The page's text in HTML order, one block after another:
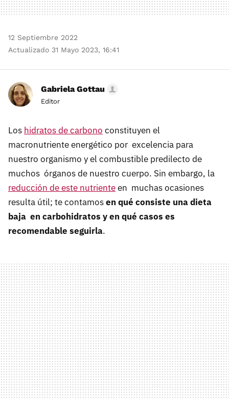
12 Septiembre 2022
Actualizado 31 Mayo 2023, 16:41
Gabriela Gottau
Editor
Los hidratos de carbono constituyen el
macronutriente energético por excelencia para
nuestro organismo y el combustible predilecto de
muchos órganos de nuestro cuerpo. Sin embargo, la
reducción de este nutrienteen muchas ocasiones
resulta útil; te contamosen qué consiste una dieta
baja en carbohidratos y en qué casos es
recomendable seguirla.